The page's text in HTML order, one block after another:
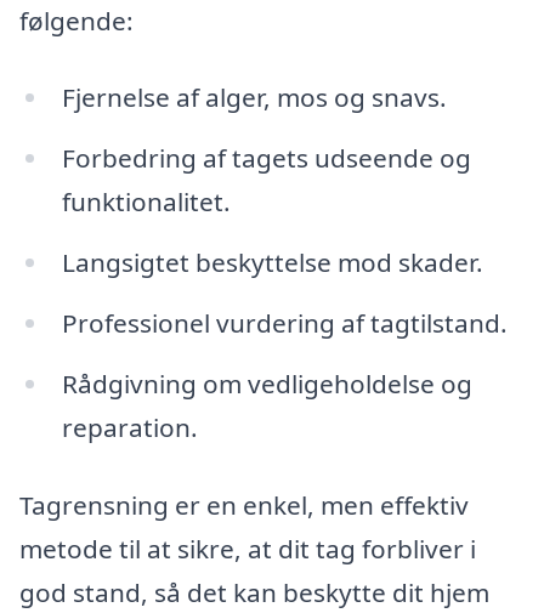
følgende:
Fjernelse af alger, mos og snavs.
Forbedring af tagets udseende og
funktionalitet.
Langsigtet beskyttelse mod skader.
Professionel vurdering af tagtilstand.
Rådgivning om vedligeholdelse og
reparation.
Tagrensning er en enkel, men effektiv
metode til at sikre, at dit tag forbliver i
god stand, så det kan beskytte dit hjem